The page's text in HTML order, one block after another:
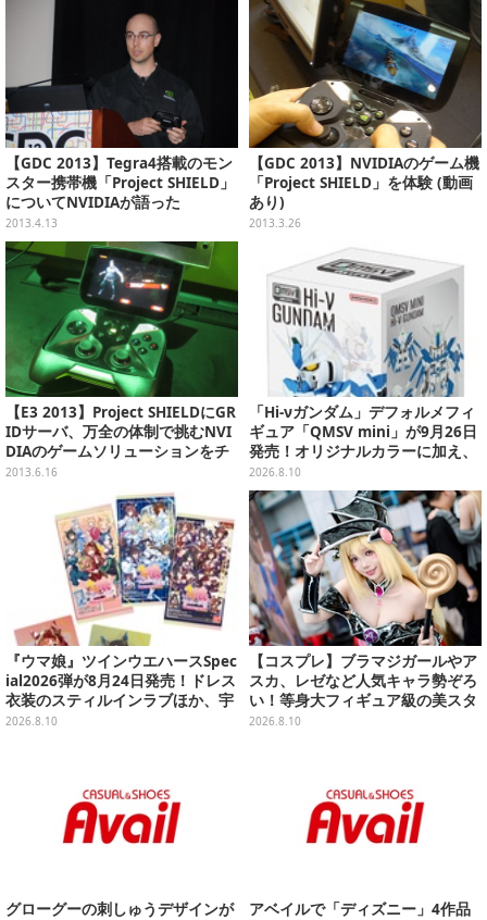
【GDC 2013】Tegra4搭載のモン
スター携帯機「Project SHIELD」
についてNVIDIAが語った
2013.4.13
【GDC 2013】NVIDIAのゲーム機
「Project SHIELD」を体験 (動画
あり)
2013.3.26
【E3 2013】Project SHIELDにGR
IDサーバ、万全の体制で挑むNVI
DIAのゲームソリューションをチ
ェック
2013.6.16
「Hi-νガンダム」デフォルメフィ
ギュア「QMSV mini」が9月26日
発売！オリジナルカラーに加え、
デザイン違い"Alternative Ve
r."など全8種
2026.8.10
『ウマ娘』ツインウエハースSpec
ial2026弾が8月24日発売！ドレス
衣装のスティルインラブほか、宇
宙走娘<コスモピュエラ>など全30
2026.8.10
【コスプレ】ブラマジガールやア
スカ、レゼなど人気キャラ勢ぞろ
い！等身大フィギュア級の美スタ
イルで魅せる台湾美女まとめ【写
2026.8.10
グローグーの刺しゅうデザインが
アベイルで「ディズニー」4作品